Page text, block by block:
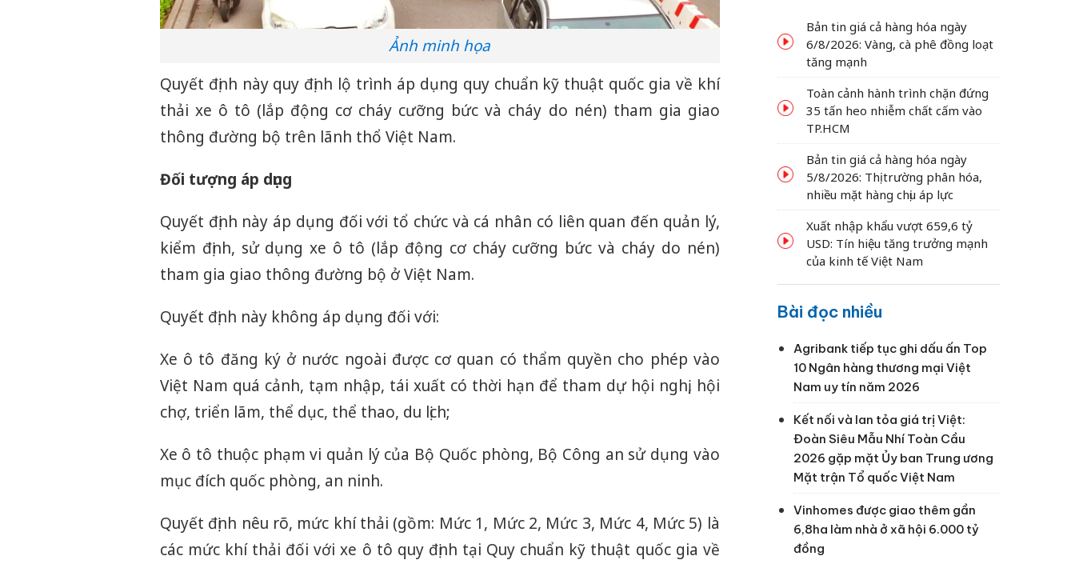
Ảnh minh họa
Quyết định này quy định lộ trình áp dụng quy chuẩn kỹ thuật quốc gia về khí
thải xe ô tô (lắp động cơ cháy cưỡng bức và cháy do nén) tham gia giao
thông đường bộ trên lãnh thổ Việt Nam.
Đối tượng áp dụng
Quyết định này áp dụng đối với tổ chức và cá nhân có liên quan đến quản lý,
kiểm định, sử dụng xe ô tô (lắp động cơ cháy cưỡng bức và cháy do nén)
tham gia giao thông đường bộ ở Việt Nam.
Quyết định này không áp dụng đối với:
Xe ô tô đăng ký ở nước ngoài được cơ quan có thẩm quyền cho phép vào
Việt Nam quá cảnh, tạm nhập, tái xuất có thời hạn để tham dự hội nghị, hội
chợ, triển lãm, thể dục, thể thao, du lịch;
Xe ô tô thuộc phạm vi quản lý của Bộ Quốc phòng, Bộ Công an sử dụng vào
mục đích quốc phòng, an ninh.
Quyết định nêu rõ, mức khí thải (gồm: Mức 1, Mức 2, Mức 3, Mức 4, Mức 5) là
các mức khí thải đối với xe ô tô quy định tại Quy chuẩn kỹ thuật quốc gia về
dầu thế giới bật tăng
Bản tin giá cả hàng hóa ngày
6/8/2026: Vàng, cà phê đồng loạt
tăng mạnh
Toàn cảnh hành trình chặn đứng
35 tấn heo nhiễm chất cấm vào
TP.HCM
Bản tin giá cả hàng hóa ngày
5/8/2026: Thị trường phân hóa,
nhiều mặt hàng chịu áp lực
Xuất nhập khẩu vượt 659,6 tỷ
USD: Tín hiệu tăng trưởng mạnh
của kinh tế Việt Nam
Bài đọc nhiều
Agribank tiếp tục ghi dấu ấn Top
10 Ngân hàng thương mại Việt
Nam uy tín năm 2026
Kết nối và lan tỏa giá trị Việt:
Đoàn Siêu Mẫu Nhí Toàn Cầu
2026 gặp mặt Ủy ban Trung ương
Mặt trận Tổ quốc Việt Nam
Vinhomes được giao thêm gần
6,8ha làm nhà ở xã hội 6.000 tỷ
đồng